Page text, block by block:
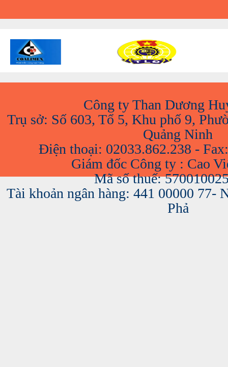
Công ty Than Dương
Trụ sở: Số 603, Tổ 5, Khu phố 9,
Quảng Ninh
Điện thoại: 02033.862.238 -
Giám đốc Công ty : Cao
Mã số thuế:
Tài khoản ngân hàng: 441 00000 77-
Phả